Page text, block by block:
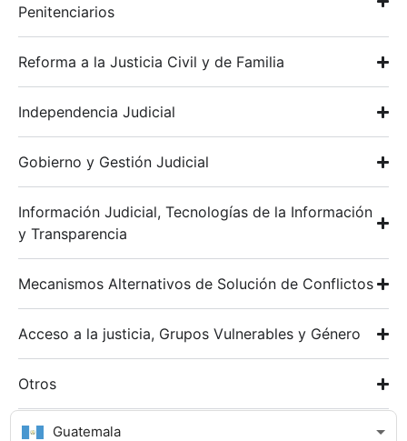
Guatemala
Penitenciarios
Reforma a la Justicia Civil y de Familia
Independencia Judicial
Gobierno y Gestión Judicial
Información Judicial, Tecnologías de la Información
y Transparencia
Mecanismos Alternativos de Solución de Conflictos
Acceso a la justicia, Grupos Vulnerables y Género
Otros